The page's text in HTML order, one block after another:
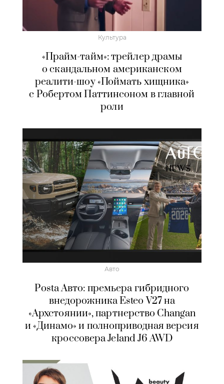
Культура
«Прайм-тайм»: трейлер драмы
о скандальном американском
реалити-шоу «Поймать хищника»
с Робертом Паттинсоном в главной
роли
Авто
Posta Авто: премьера гибридного
внедорожника Esteo V27 на
«Архстоянии», партнерство Changan
и «Динамо» и полноприводная версия
кроссовера Jeland J6 AWD